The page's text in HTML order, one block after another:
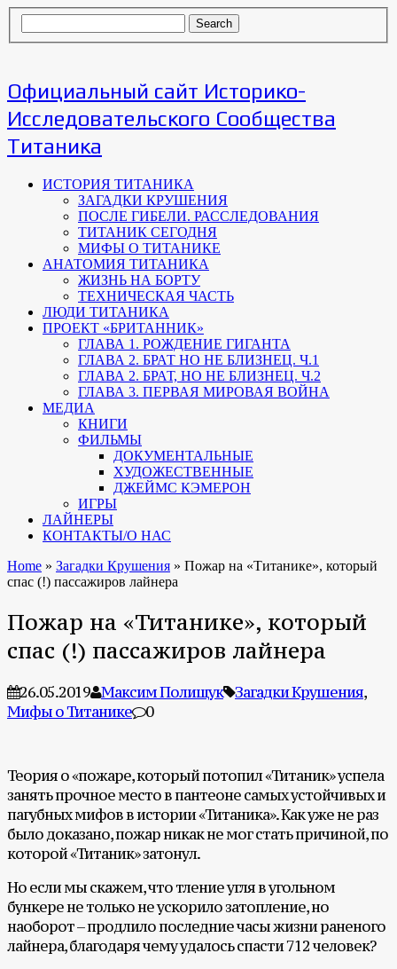
Официальный сайт Историко-
Исследовательского Сообщества
Титаника
ИСТОРИЯ ТИТАНИКА
ЗАГАДКИ КРУШЕНИЯ
ПОСЛЕ ГИБЕЛИ. РАССЛЕДОВАНИЯ
ТИТАНИК СЕГОДНЯ
МИФЫ О ТИТАНИКЕ
АНАТОМИЯ ТИТАНИКА
ЖИЗНЬ НА БОРТУ
ТЕХНИЧЕСКАЯ ЧАСТЬ
ЛЮДИ ТИТАНИКА
ПРОЕКТ «БРИТАННИК»
ГЛАВА 1. РОЖДЕНИЕ ГИГАНТА
ГЛАВА 2. БРАТ НО НЕ БЛИЗНЕЦ. Ч.1
ГЛАВА 2. БРАТ, НО НЕ БЛИЗНЕЦ. Ч.2
ГЛАВА 3. ПЕРВАЯ МИРОВАЯ ВОЙНА
МЕДИА
КНИГИ
ФИЛЬМЫ
ДОКУМЕНТАЛЬНЫЕ
ХУДОЖЕСТВЕННЫЕ
ДЖЕЙМС КЭМЕРОН
ИГРЫ
ЛАЙНЕРЫ
КОНТАКТЫ/О НАС
Home » Загадки Крушения » Пожар на «Титанике», который
спас (!) пассажиров лайнера
Пожар на «Титанике», который
спас (!) пассажиров лайнера
26.05.2019 Максим Полищук Загадки Крушения,
Мифы о Титанике
0
Теория о «пожаре, который потопил «Титаник» успела
занять прочное место в пантеоне самых устойчивых и
пагубных мифов в истории «Титаника». Как уже не раз
было доказано, пожар никак не мог стать причиной, по
которой «Титаник» затонул.
Но если мы скажем, что тление угля в угольном
бункере не только не ускорило затопление, но
наоборот – продлило последние часы жизни раненого
лайнера, благодаря чему удалось спасти 712 человек?